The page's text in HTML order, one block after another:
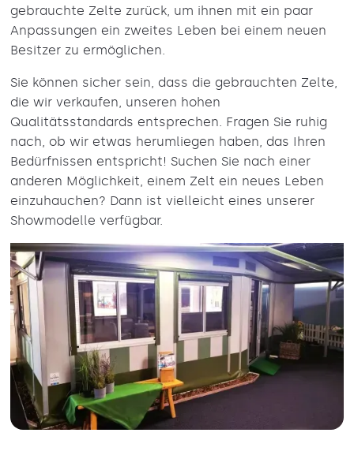
gebrauchte Zelte zurück, um ihnen mit ein paar
Anpassungen ein zweites Leben bei einem neuen
Besitzer zu ermöglichen.
Sie können sicher sein, dass die gebrauchten Zelte,
die wir verkaufen, unseren hohen
Qualitätsstandards entsprechen. Fragen Sie ruhig
nach, ob wir etwas herumliegen haben, das Ihren
Bedürfnissen entspricht! Suchen Sie nach einer
anderen Möglichkeit, einem Zelt ein neues Leben
einzuhauchen? Dann ist vielleicht eines unserer
Showmodelle verfügbar.